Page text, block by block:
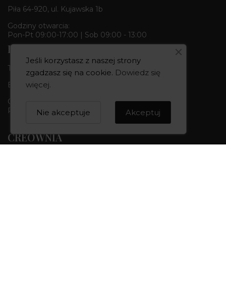
Piła 64-920, ul. Kujawska 1b
Godziny otwarcia:
Pon-Pt 09:00-17:00 | Sob 09:00 - 13:00
Butik & Pracownia
Tel.:
+48 668 680 727
Bydgoszcz 85-010, ul. Dworcowa 6
Godziny otwarcia:
Pon-Pt 10:00-18:00 | Sob 10:00 - 14:00
CREOWNIA
Jeśli korzystasz z naszej strony
zgadzasz się na cookie. Dowiedz się
więcej.
Akceptuj
Nie akceptuje